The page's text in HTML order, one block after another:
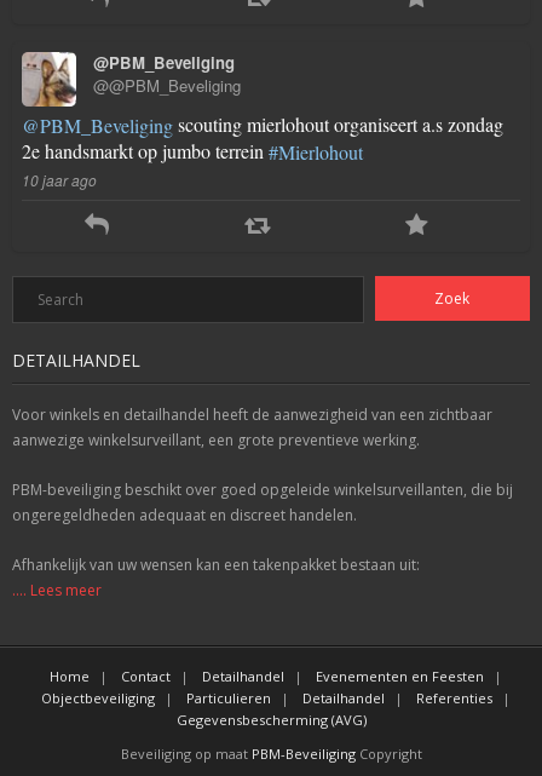
@PBM_Beveliging
@@PBM_Beveliging
@PBM_Beveligingscouting mierlohout organiseert a.s zondag
2e handsmarkt op jumbo terrein #Mierlohout
10 jaar ago
DETAILHANDEL
Voor winkels en detailhandel heeft de aanwezigheid van een zichtbaar
aanwezige winkelsurveillant, een grote preventieve werking.
PBM-beveiliging beschikt over goed opgeleide winkelsurveillanten, die bij
ongeregeldheden adequaat en discreet handelen.
Afhankelijk van uw wensen kan een takenpakket bestaan uit:
.... Lees meer
Home Contact Detailhandel
Evenementen en Feesten
Objectbeveiliging
Particulieren Detailhandel
Referenties
Gegevensbescherming (AVG)
Beveiliging op maat PBM-BeveiligingCopyright